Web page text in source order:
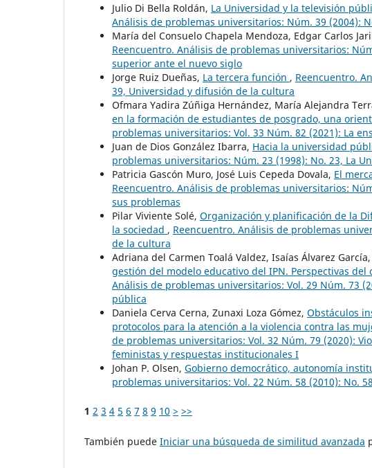
Julio Di Bella Roldán, La Universidad y la televisión
Análisis de problemas universitarios: Núm. 39 (2004):
María del Consuelo Chapela Mendoza, Edgar Carlos
Reencuentro. Análisis de problemas universitarios:
superior ante el nuevo siglo
Jorge Ruiz Dueñas, La tercera función , Reencuentro.
39, Universidad y difusión de la cultura
Ofmara Yadira Zúñiga Hernández, María Alejandra
en la formación de estudiantes de posgrado, una
problemas universitarios: Vol. 33 Núm. 82 (2021): La
Juan de Dios González Ibarra, Hacia la universidad
problemas universitarios: Núm. 23 (1998): No. 23, La
Patricia Gascón Muro, José Luis Cepeda Dovala, El
Reencuentro. Análisis de problemas universitarios:
sus problemas
Pilar Viviente Solé, Organización y planificación de la
la sociedad , Reencuentro. Análisis de problemas
de la cultura
Adriana del Carmen Toalá Valdez, Isaías Álvarez
gestión del modelo educativo del IPN. Perspectivas
Análisis de problemas universitarios: Vol. 29 Núm. 73
pública
Daniela Cerva Cerna, Zunaxi Loza Gómez, Obstáculos
protocolos para la atención a la violencia contra las
de problemas universitarios: Vol. 32 Núm. 79 (2020):
feministas y respuestas institucionales I
Johan P. Olsen, Gobierno democrático, autonomía
problemas universitarios: Vol. 22 Núm. 58 (2010): No.
1 2 3 4 5 6 7 8 9 10 > >>
También puede Iniciar una búsqueda de similitud avanzada